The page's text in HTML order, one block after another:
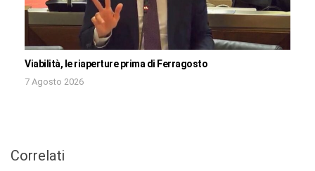
Viabilità, le riaperture prima di Ferragosto
7 Agosto 2026
Correlati